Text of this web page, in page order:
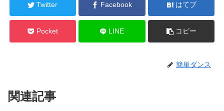
Twitter Facebook はてブ
Pocket LINE コピー
簡単ダンス
関連記事